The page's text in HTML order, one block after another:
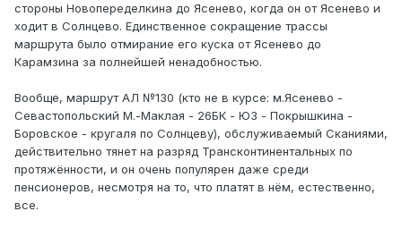
стороны Новопеределкина до Ясенево, когда он от Ясенево и
ходит в Солнцево. Единственное сокращение трассы
маршрута было отмирание его куска от Ясенево до
Карамзина за полнейшей ненадобностью.
Вообще, маршрут АЛ №130 (кто не в курсе: м.Ясенево -
Севастопольский М.-Маклая - 26БК - ЮЗ - Покрышкина -
Боровское - кругаля по Солнцеву), обслуживаемый Сканиями,
действительно тянет на разряд Трансконтинентальных по
протяжённости, и он очень популярен даже среди
пенсионеров, несмотря на то, что платят в нём, естественно,
все.